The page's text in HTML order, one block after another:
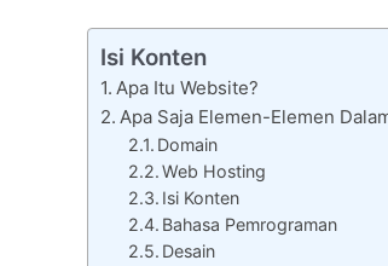
Isi Konten
Apa Itu Website?
Apa Saja Elemen-Elemen
Domain
Web Hosting
Isi Konten
Bahasa Pemrograman
Desain